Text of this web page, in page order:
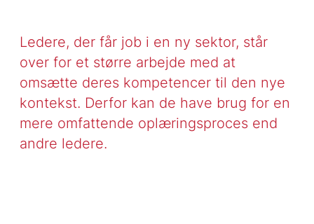
Ledere, der får job i en ny sektor, står
over for et større arbejde med at
omsætte deres kompetencer til den nye
kontekst. Derfor kan de have brug for en
mere omfattende oplæringsproces end
andre ledere.